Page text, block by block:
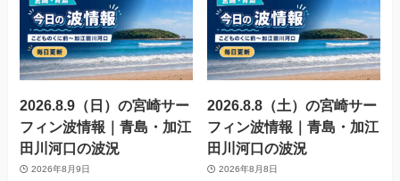
2026.8.9（日）の宮崎サー
フィン波情報｜青島・加江
田川河口の波況
2026年8月9日
2026.8.8（土）の宮崎サー
フィン波情報｜青島・加江
田川河口の波況
2026年8月8日